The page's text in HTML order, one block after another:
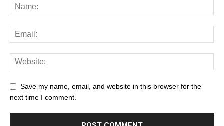
Save my name, email, and website in this browser for the
next time I comment.